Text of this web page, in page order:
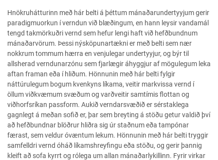
Hnökruhátturinn með hár belti á þéttum mánaðarundertyyjum gerir
paradigmuorkun í verndun við blæðingum, en hann leysir vandamál
tengd takmörkuðri vernd sem hefur lengi haft við hefðbundnum
mánaðarvörum. Þessi nýsköpunartækni er með belti sem nær
nokkrum tommum hærra en venjulegar undertyyjur, og býr til
allsherad verndunarzónu sem fjarlægir áhyggjur af mögulegum leka
aftan framan eða í hliðum. Hönnunin með hár belti fylgir
náttúrulegum bogum kvenkyns líkama, veitir markvissa vernd í
öllum viðkvæmum svæðum og varðveitir samtímis flottan og
viðhorfsríkan passform. Aukið verndarsvæðið er sérstaklega
gagnlegt á meðan sofið er, þar sem breyting á stöðu getur valdið því
að hefðbundnar blöðrur hliðra sig úr staðnum eða tampónar
færast, sem veldur óvæntum lekum. Hönnunin með hár belti tryggir
samfelldri vernd óháð líkamshreyfingu eða stöðu, og gerir þannig
kleift að sofa kyrrt og rólega um allan mánaðarlykillinn. Fyrir virkar